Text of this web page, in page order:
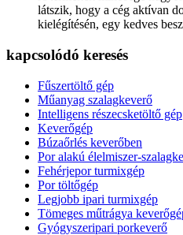
látszik, hogy a cég aktívan
kielégítésén, egy kedves
kapcsolódó keresés
Fűszertöltő gép
Műanyag szalagkeverő
Intelligens részecsketöltő gép
Keverőgép
Búzaőrlés keverőben
Por alakú élelmiszer-
Fehérjepor turmixgép
Por töltőgép
Legjobb ipari turmixgép
Tömeges műtrágya
Gyógyszeripari porkeverő